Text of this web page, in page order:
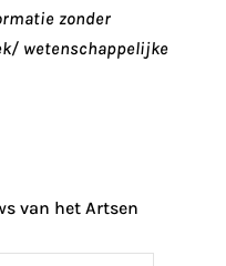
zonder
wetenschappelijke
van het Artsen